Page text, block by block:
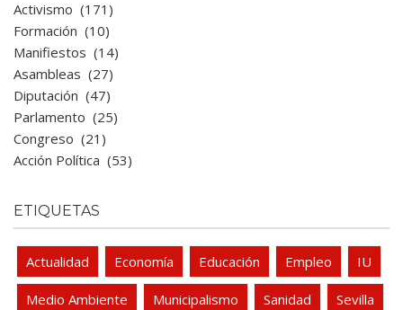
Activismo (171)
Formación (10)
Manifiestos (14)
Asambleas (27)
Diputación (47)
Parlamento (25)
Congreso (21)
Acción Política (53)
ETIQUETAS
Actualidad Economía Educación Empleo IU
Medio Ambiente Municipalismo Sanidad Sevilla